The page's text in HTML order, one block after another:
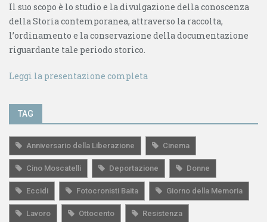
Il suo scopo è lo studio e la divulgazione della conoscenza
della Storia contemporanea, attraverso la raccolta,
l’ordinamento e la conservazione della documentazione
riguardante tale periodo storico.
Leggi la presentazione completa
TAG
Anniversario della Liberazione Cinema
Cino Moscatelli Deportazione Donne
Eccidi Fotocronisti Baita Giorno della Memoria
Lavoro Ottocento Resistenza